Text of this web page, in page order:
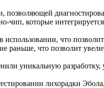
позволяющей
чип, которые
использовании, что
раньше, что позволит
уникальную
лихорадки